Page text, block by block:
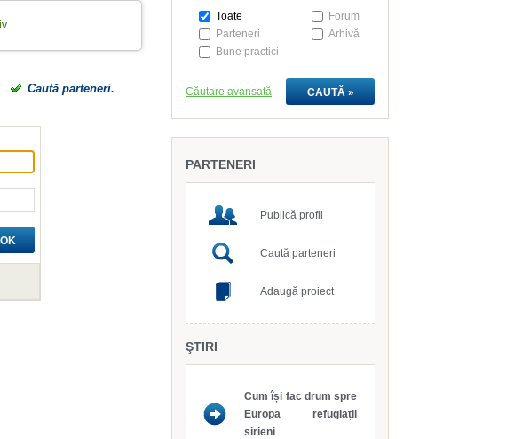
Caută parteneri.
OK
Toate
Parteneri
Bune practici
Forum
Arhivă
Căutare avansată
PARTENERI
Publică profil
Caută parteneri
Adaugă proiect
ŞTIRI
sirieni